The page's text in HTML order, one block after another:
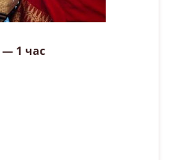
— 1 час